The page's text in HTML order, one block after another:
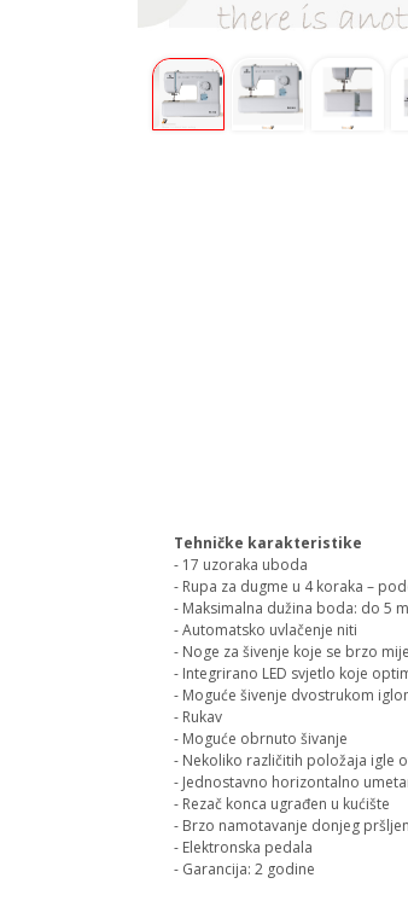
Tehničke karakteristike
- 17 uzoraka uboda
- Rupa za dugme u 4 koraka –
- Maksimalna dužina boda: do 5
- Automatsko uvlačenje niti
- Noge za šivenje koje se brzo
- Integrirano LED svjetlo koje
- Moguće šivenje dvostrukom
- Rukav
- Moguće obrnuto šivanje
- Nekoliko različitih položaja igle
- Jednostavno horizontalno
- Rezač konca ugrađen u kućište
- Brzo namotavanje donjeg
- Elektronska pedala
- Garancija: 2 godine